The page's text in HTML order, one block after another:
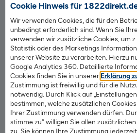
Cookie Hinweis für
Wir verwenden Cookies, die für den
unbedingt erforderlich sind. Wenn Sie
verwenden wir zusätzliche Cookies, um
Statistik oder des Marketings
unserer Website zu verarbeiten. Hierzu
Google Analytics 360. Detaillierte
Cookies finden Sie in unserer Erklärung
Zustimmung ist freiwillig und für die
notwendig. Durch Klick auf
bestimmen, welche zusätzlichen
Ihrer Zustimmung verwenden dürfen.
stimme zu“ willigen Sie allen
zu. Sie können Ihre Zustimmung
1822direkt auf Facebook
1822direkt auf TikTok
1822direkt auf YouTube
1822direkt auf Instagram
Vertrag widerrufen
Girokonto
Kreditkarte
Mobiles Bezahlen
Gemeinschaftskonto
Sparen